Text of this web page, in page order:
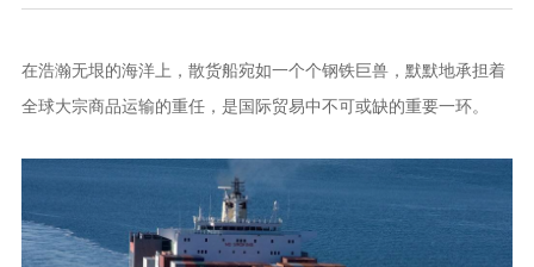
在浩瀚无垠的海洋上，散货船宛如一个个钢铁巨兽，默默地承担着
全球大宗商品运输的重任，是国际贸易中不可或缺的重要一环。